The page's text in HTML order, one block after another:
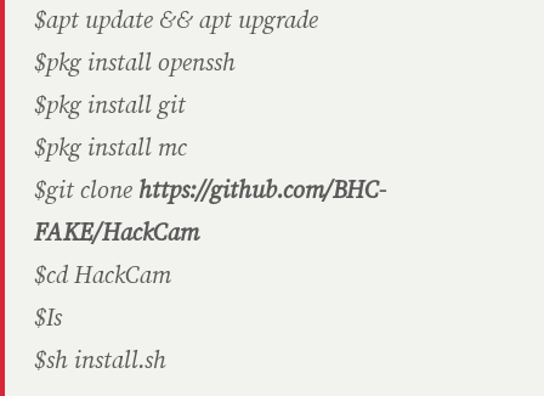
$apt update && apt upgrade
$pkg install openssh
$pkg install git
$pkg install mc
$git clone https://github.com/BHC-
FAKE/HackCam
$cd HackCam
$Is
$sh install.sh